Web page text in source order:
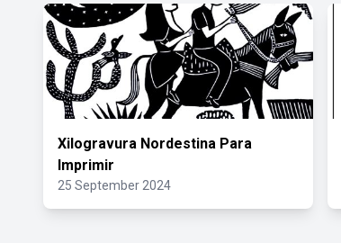
Xilogravura Nordestina Para
Imprimir
25 September 2024